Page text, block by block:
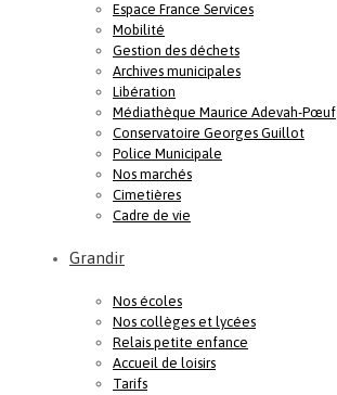
Espace France Services
Mobilité
Gestion des déchets
Archives municipales
Libération
Médiathèque Maurice Adevah-Pœuf
Conservatoire Georges Guillot
Police Municipale
Nos marchés
Cimetières
Cadre de vie
Grandir
Nos écoles
Nos collèges et lycées
Relais petite enfance
Accueil de loisirs
Tarifs